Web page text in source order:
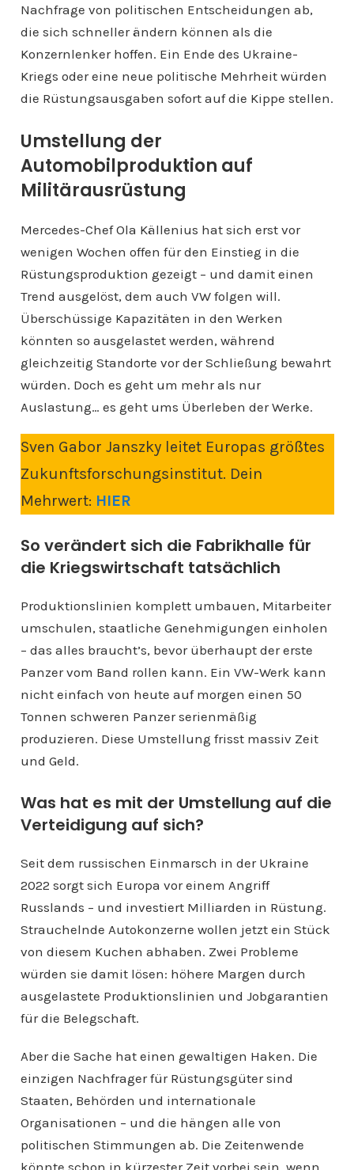
Nachfrage von politischen Entscheidungen ab,
die sich schneller ändern können als die
Konzernlenker hoffen. Ein Ende des Ukraine-
Kriegs oder eine neue politische Mehrheit würden
die Rüstungsausgaben sofort auf die Kippe stellen.
Umstellung der
Automobilproduktion auf
Militärausrüstung
Mercedes-Chef Ola Källenius hat sich erst vor
wenigen Wochen offen für den Einstieg in die
Rüstungsproduktion gezeigt – und damit einen
Trend ausgelöst, dem auch VW folgen will.
Überschüssige Kapazitäten in den Werken
könnten so ausgelastet werden, während
gleichzeitig Standorte vor der Schließung bewahrt
würden. Doch es geht um mehr als nur
Auslastung… es geht ums Überleben der Werke.
Sven Gabor Janszky leitet Europas größtes
Zukunftsforschungsinstitut. Dein
Mehrwert: HIER
So verändert sich die Fabrikhalle für
die Kriegswirtschaft tatsächlich
Produktionslinien komplett umbauen, Mitarbeiter
umschulen, staatliche Genehmigungen einholen
– das alles braucht’s, bevor überhaupt der erste
Panzer vom Band rollen kann. Ein VW-Werk kann
nicht einfach von heute auf morgen einen 50
Tonnen schweren Panzer serienmäßig
produzieren. Diese Umstellung frisst massiv Zeit
und Geld.
Was hat es mit der Umstellung auf die
Verteidigung auf sich?
Seit dem russischen Einmarsch in der Ukraine
2022 sorgt sich Europa vor einem Angriff
Russlands – und investiert Milliarden in Rüstung.
Strauchelnde Autokonzerne wollen jetzt ein Stück
von diesem Kuchen abhaben. Zwei Probleme
würden sie damit lösen: höhere Margen durch
ausgelastete Produktionslinien und Jobgarantien
für die Belegschaft.
Aber die Sache hat einen gewaltigen Haken. Die
einzigen Nachfrager für Rüstungsgüter sind
Staaten, Behörden und internationale
Organisationen – und die hängen alle von
politischen Stimmungen ab. Die Zeitenwende
könnte schon in kürzester Zeit vorbei sein, wenn